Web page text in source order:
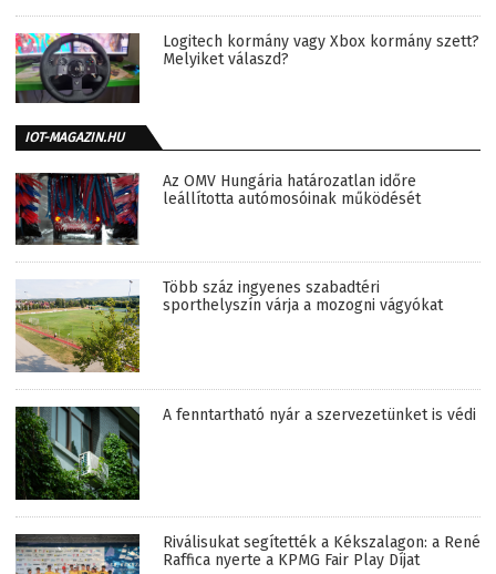
Logitech kormány vagy Xbox kormány szett?
Melyiket válaszd?
IOT-MAGAZIN.HU
Az OMV Hungária határozatlan időre
leállította autómosóinak működését
Több száz ingyenes szabadtéri
sporthelyszín várja a mozogni vágyókat
A fenntartható nyár a szervezetünket is védi
Riválisukat segítették a Kékszalagon: a René
Raffica nyerte a KPMG Fair Play Díjat